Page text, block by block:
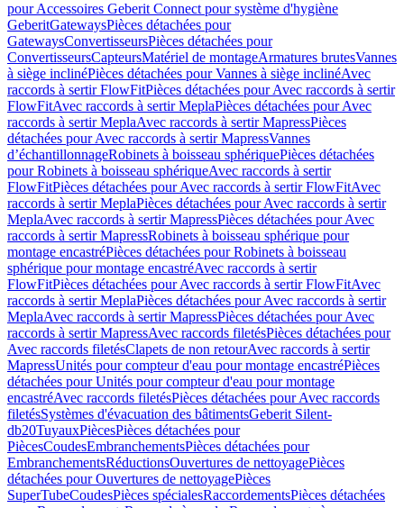
pour Accessoires Geberit Connect pour système d'hygiène
GeberitGatewaysPièces détachées pour
GatewaysConvertisseursPièces détachées pour
ConvertisseursCapteursMatériel de montageArmatures brutesVannes
à siège inclinéPièces détachées pour Vannes à siège inclinéAvec
raccords à sertir FlowFitPièces détachées pour Avec raccords à sertir
FlowFitAvec raccords à sertir MeplaPièces détachées pour Avec
raccords à sertir MeplaAvec raccords à sertir MapressPièces
détachées pour Avec raccords à sertir MapressVannes
d’échantillonnageRobinets à boisseau sphériquePièces détachées
pour Robinets à boisseau sphériqueAvec raccords à sertir
FlowFitPièces détachées pour Avec raccords à sertir FlowFitAvec
raccords à sertir MeplaPièces détachées pour Avec raccords à sertir
MeplaAvec raccords à sertir MapressPièces détachées pour Avec
raccords à sertir MapressRobinets à boisseau sphérique pour
montage encastréPièces détachées pour Robinets à boisseau
sphérique pour montage encastréAvec raccords à sertir
FlowFitPièces détachées pour Avec raccords à sertir FlowFitAvec
raccords à sertir MeplaPièces détachées pour Avec raccords à sertir
MeplaAvec raccords à sertir MapressPièces détachées pour Avec
raccords à sertir MapressAvec raccords filetésPièces détachées pour
Avec raccords filetésClapets de non retourAvec raccords à sertir
MapressUnités pour compteur d'eau pour montage encastréPièces
détachées pour Unités pour compteur d'eau pour montage
encastréAvec raccords filetésPièces détachées pour Avec raccords
filetésSystèmes d'évacuation des bâtimentsGeberit Silent-
db20TuyauxPiècesPièces détachées pour
PiècesCoudesEmbranchementsPièces détachées pour
EmbranchementsRéductionsOuvertures de nettoyagePièces
détachées pour Ouvertures de nettoyagePièces
SuperTubeCoudesPièces spécialesRaccordementsPièces détachées